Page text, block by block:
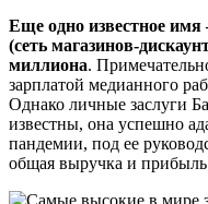
Еще одно известное имя
(сеть магазинов-
миллиона.
зарплатой медианного
Однако личные заслуги
известны, она успешно
пандемии, под ее
общая выручка и